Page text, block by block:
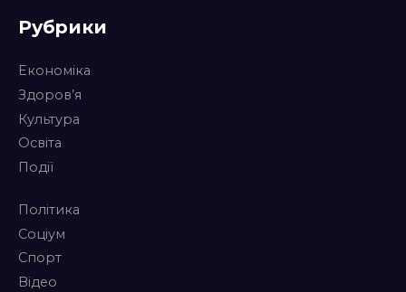
Рубрики
Економіка
Здоров’я
Культура
Освіта
Події
Політика
Соціум
Спорт
Відео